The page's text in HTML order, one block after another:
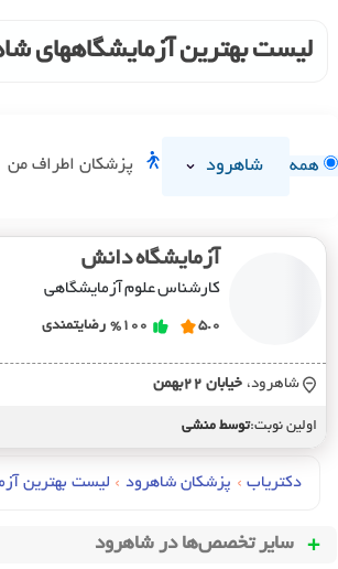
لیست بهترین آزمایشگاههای
همه شاهرود پزشکان اطراف من
آزمایشگاه دانش
کارشناس علوم آزمایشگاهی
5.0
%100 رضایتمندی
شاهرود، خيابان 22بهمن
اولین نوبت:توسط منشی
دکتریاب › پزشکان شاهرود › لیست بهترین
سایر تخصص‌ها در شاهرود